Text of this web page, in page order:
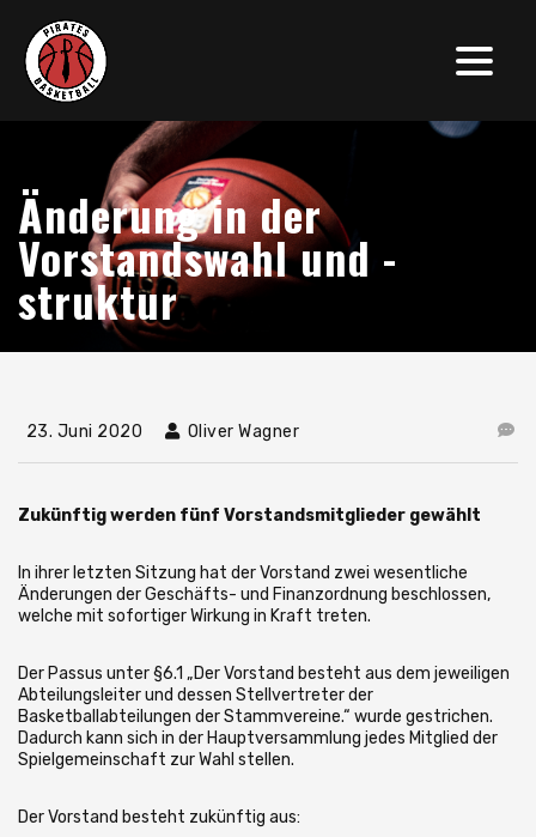
Änderung in der
Vorstandswahl und -
struktur
23. Juni 2020 Oliver Wagner
Zukünftig werden fünf Vorstandsmitglieder gewählt
In ihrer letzten Sitzung hat der Vorstand zwei wesentliche
Änderungen der Geschäfts- und Finanzordnung beschlossen,
welche mit sofortiger Wirkung in Kraft treten.
Der Passus unter §6.1 „Der Vorstand besteht aus dem jeweiligen
Abteilungsleiter und dessen Stellvertreter der
Basketballabteilungen der Stammvereine.“ wurde gestrichen.
Dadurch kann sich in der Hauptversammlung jedes Mitglied der
Spielgemeinschaft zur Wahl stellen.
Der Vorstand besteht zukünftig aus: